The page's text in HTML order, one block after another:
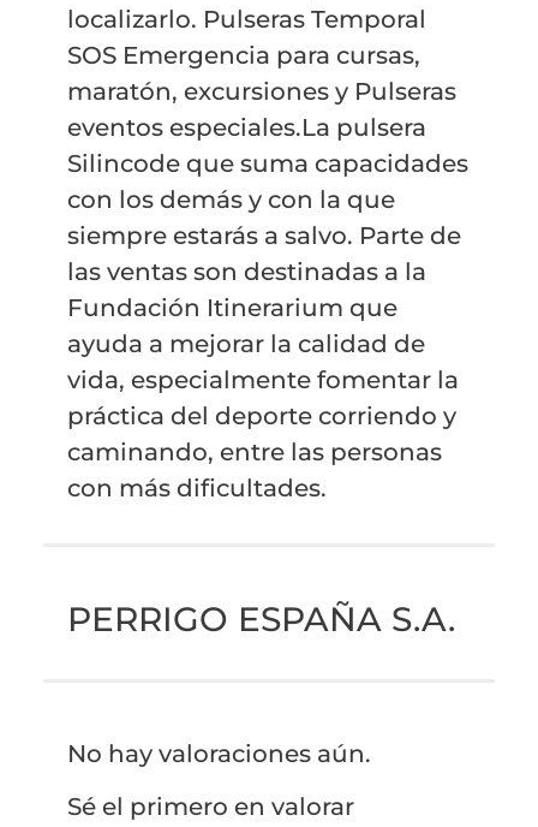
localizarlo. Pulseras Temporal
SOS Emergencia para cursas,
maratón, excursiones y Pulseras
eventos especiales.La pulsera
Silincode que suma capacidades
con los demás y con la que
siempre estarás a salvo. Parte de
las ventas son destinadas a la
Fundación Itinerarium que
ayuda a mejorar la calidad de
vida, especialmente fomentar la
práctica del deporte corriendo y
caminando, entre las personas
con más dificultades.
PERRIGO ESPAÑA S.A.
No hay valoraciones aún.
Sé el primero en valorar